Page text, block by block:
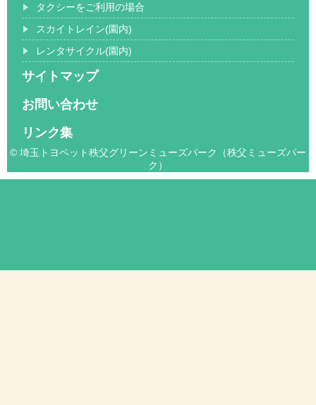
タクシーをご利用の場合
スカイトレイン(園内)
レンタサイクル(園内)
サイトマップ
お問い合わせ
リンク集
© 埼玉トヨペット秩父グリーンミューズパーク（秩父ミューズパー
ク）